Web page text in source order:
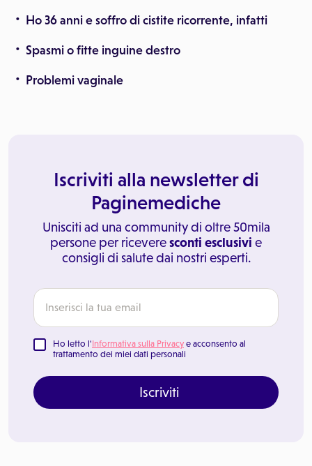
Ho 36 anni e soffro di cistite ricorrente, infatti
Spasmi o fitte inguine destro
Problemi vaginale
Iscriviti alla newsletter di
Paginemediche
Unisciti ad una community di oltre 50mila
persone per riceveresconti esclusivi e
consigli di salute dai nostri esperti.
Ho letto l'Informativa sulla Privacy e acconsento al
trattamento dei miei dati personali
Iscriviti